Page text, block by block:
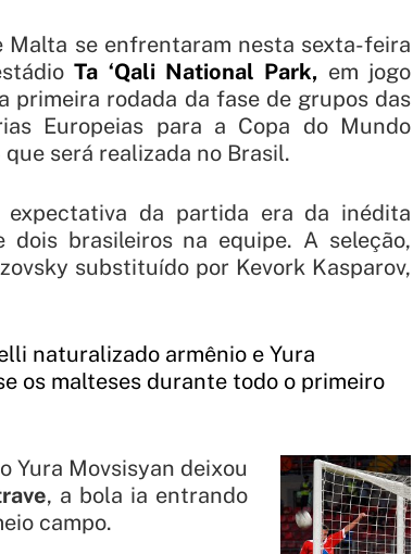
Malta se enfrentaram nesta sexta-feira
Ta ‘Qali National Park, em jogo
primeira rodada da fase de grupos das
Europeias para a Copa do Mundo
que será realizada no Brasil.
expectativa da partida era da inédita
dois brasileiros na equipe. A seleção,
substituído por Kevork Kasparov,
naturalizado armênio e Yura
os malteses durante todo o primeiro
Yura Movsisyan deixou
, a bola ia entrando
campo.